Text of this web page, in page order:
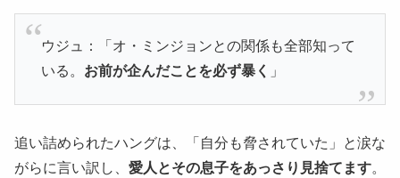
ウジュ：「オ・ミンジョンとの関係も全部知って
いる。 お前が企んだことを必ず暴く 」
追い詰められたハングは、「自分も脅されていた」と涙な
がらに言い訳し、 愛人とその息子をあっさり見捨てます。